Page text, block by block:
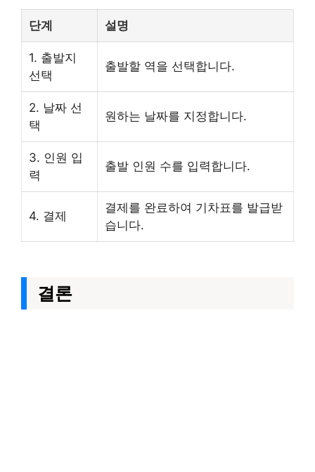
단계 설명
1. 출발지
선택
출발할 역을 선택합니다.
2. 날짜 선
택
원하는 날짜를 지정합니다.
3. 인원 입
력
출발 인원 수를 입력합니다.
4. 결제
결제를 완료하여 기차표를 발급받
습니다.
결론